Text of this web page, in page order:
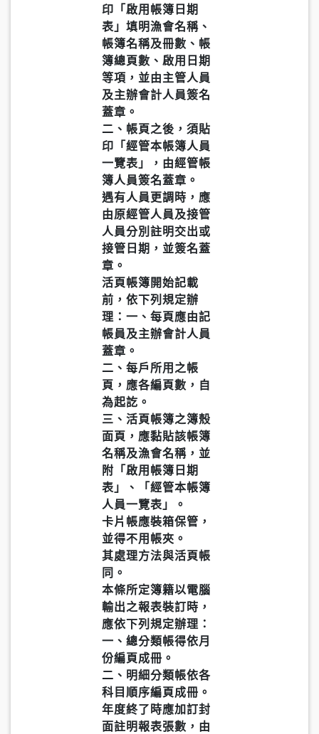
印「啟用帳簿日期
表」填明漁會名稱、
帳簿名稱及冊數、帳
簿總頁數、啟用日期
等項，並由主管人員
及主辦會計人員簽名
蓋章。
二、帳頁之後，須貼
印「經管本帳簿人員
一覽表」，由經管帳
簿人員簽名蓋章。
遇有人員更調時，應
由原經管人員及接管
人員分別註明交出或
接管日期，並簽名蓋
章。
活頁帳簿開始記載
前，依下列規定辦
理：一、每頁應由記
帳員及主辦會計人員
蓋章。
二、每戶所用之帳
頁，應各編頁數，自
為起訖。
三、活頁帳簿之簿殼
面頁，應黏貼該帳簿
名稱及漁會名稱，並
附「啟用帳簿日期
表」、「經管本帳簿
人員一覽表」。
卡片帳應裝箱保管，
並得不用帳夾。
其處理方法與活頁帳
同。
本條所定簿籍以電腦
輸出之報表裝訂時，
應依下列規定辦理：
一、總分類帳得依月
份編頁成冊。
二、明細分類帳依各
科目順序編頁成冊。
年度終了時應加訂封
面註明報表張數，由